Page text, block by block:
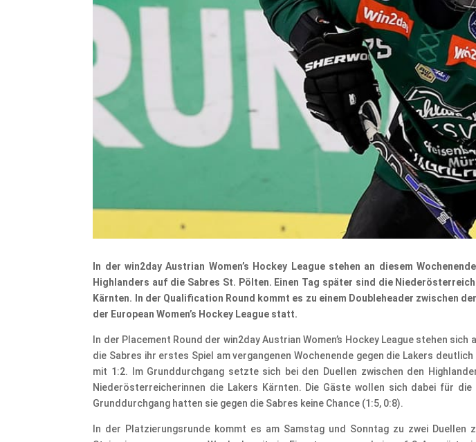
In der win2day Austrian Women’s Hockey League stehen an diesem
Highlanders auf die Sabres St. Pölten. Einen Tag später sind die
Kärnten. In der Qualification Round kommt es zu einem Doubleheader zwischen
der European Women’s Hockey League statt.
In der Placement Round der win2day Austrian Women’s Hockey League stehen
die Sabres ihr erstes Spiel am vergangenen Wochenende gegen die Lakers
mit 1:2. Im Grunddurchgang setzte sich bei den Duellen zwischen den
Niederösterreicherinnen die Lakers Kärnten. Die Gäste wollen sich dabei für
Grunddurchgang hatten sie gegen die Sabres keine Chance (1:5, 0:8).
In der Platzierungsrunde kommt es am Samstag und Sonntag zu zwei Duellen